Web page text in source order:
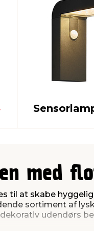
med
til at skabe
sortiment af
udendørs